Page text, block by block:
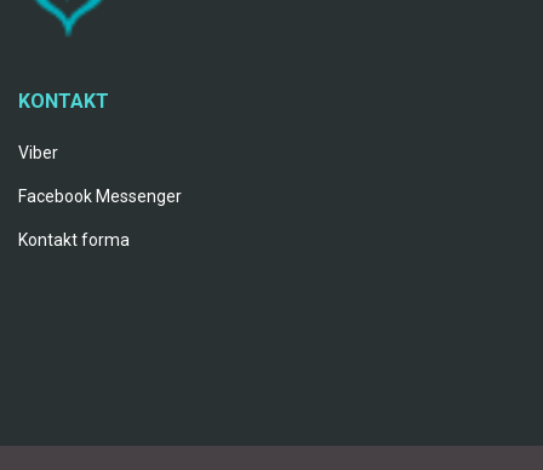
KONTAKT
Viber
Facebook Messenger
Kontakt forma